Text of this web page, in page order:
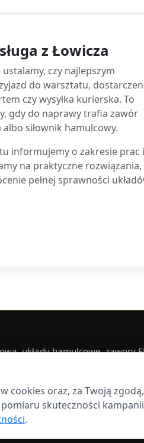
z Łowicza
czy najlepszym
do warsztatu,
czy wysyłka kurierska. To
gdy do naprawy trafia zawór
siłownik hamulcowy.
informujemy o zakresie prac i
na praktyczne rozwiązania,
pełnej sprawności
układy hamulcowe, zawory
pod Tomaszowem
Bełchatów Opoczno
pojazdów
cookies oraz, za Twoją
skuteczności
.